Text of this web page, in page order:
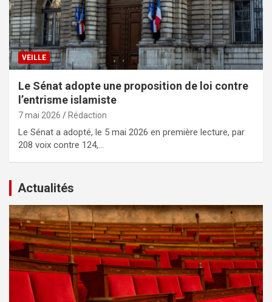
VEILLE
Le Sénat adopte une proposition de loi contre
l’entrisme islamiste
7 mai 2026 Rédaction
Le Sénat a adopté, le 5 mai 2026 en première lecture, par
208 voix contre 124,…
Actualités